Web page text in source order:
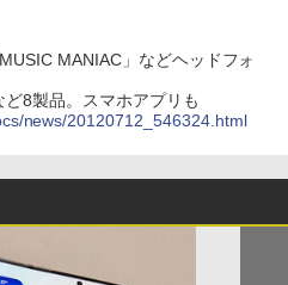
MANIAC」などヘッドフォ
8製品。スマホアプリも
news/20120712_546324.html